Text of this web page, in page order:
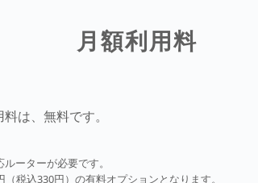
月額利用料
は、無料です。
ーターが必要です。
税込330円）の有料オプションとなります。